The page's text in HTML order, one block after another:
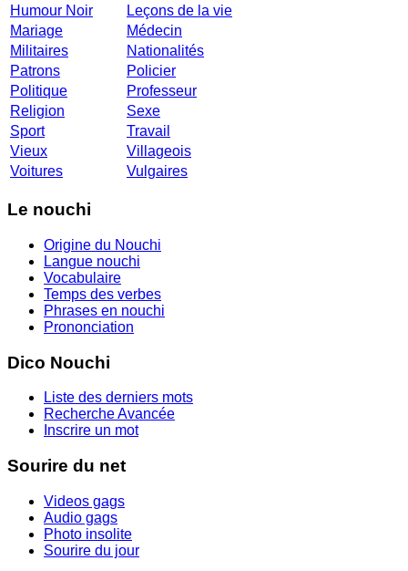
Humour Noir
Leçons de la vie
Mariage
Médecin
Militaires
Nationalités
Patrons
Policier
Politique
Professeur
Religion
Sexe
Sport
Travail
Vieux
Villageois
Voitures
Vulgaires
Le nouchi
Origine du Nouchi
Langue nouchi
Vocabulaire
Temps des verbes
Phrases en nouchi
Prononciation
Dico Nouchi
Liste des derniers mots
Recherche Avancée
Inscrire un mot
Sourire du net
Videos gags
Audio gags
Photo insolite
Sourire du jour